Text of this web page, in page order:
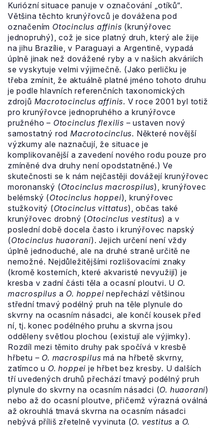
Kuriózní situace panuje v označování „otíků“.
Většina těchto krunýřovců je dovážena pod
označením Otocinclus affinis (krunýřovec
jednopruhý), což je sice platný druh, který ale žije
na jihu Brazílie, v Paraguayi a Argentině, vypadá
úplně jinak než dovážené ryby a v našich akváriích
se vyskytuje velmi výjimečně. (Jako perličku je
třeba zmínit, že aktuálně platné jméno tohoto druhu
je podle hlavních referenčních taxonomických
zdrojů Macrotocinclus affinis. V roce 2001 byl totiž
pro krunýřovce jednopruhého a krunýřovce
pružného – Otocinclus flexilis – ustaven nový
samostatný rodMacrotocinclus. Některé novější
výzkumy ale naznačují, že situace je
komplikovanější a zavedení nového rodu pouze pro
zmíněné dva druhy není opodstatněné.) Ve
skutečnosti se k nám nejčastěji dovážejí krunýřovec
moronanský (Otocinclus macrospilus), krunýřovec
belémský (Otocinclus hoppei), krunýřovec
stužkovitý (Otocinclus vittatus), občas také
krunýřovec drobný (Otocinclus vestitus) a v
poslední době docela často i krunýřovec napský
(Otocinclus huaorani). Jejich určení není vždy
úplně jednoduché, ale na druhé straně určitě ne
nemožné. Nejdůležitějšími rozlišovacími znaky
(kromě kosterních, které akvaristé nevyužijí) je
kresba v zadní části těla a ocasní ploutvi. U O.
macrospilus a O. hoppei nepřechází většinou
střední tmavý podélný pruh na těle plynule do
skvrny na ocasním násadci, ale končí kousek před
ní, tj. konec podélného pruhu a skvrna jsou
odděleny světlou plochou (existují ale výjimky).
Rozdíl mezi těmito druhy pak spočívá v kresbě
hřbetu – O. macrospilus má na hřbetě skvrny,
zatímco u O. hoppei je hřbet bez kresby. U dalších
tří uvedených druhů přechází tmavý podélný pruh
plynule do skvrny na ocasním násadci (O. huaorani)
nebo až do ocasní ploutve, přičemž výrazná oválná
až okrouhlá tmavá skvrna na ocasním násadci
nebývá příliš zřetelně vyvinuta (O. vestitus a O.